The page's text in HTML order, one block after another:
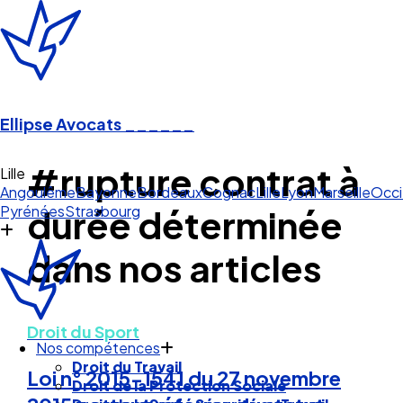
Ellipse Avocats
Li
AngoulêmeBayonneBordeauxCognacLilleLyonMarseille
PyrénéesStrasbourg
Nos compétences
Droit du Travail
Droit de la Protection Sociale
#rupture contrat à
durée déterminée
dans nos articles
Droit du Sport
Loi n° 2015-1541 du 27 novembre